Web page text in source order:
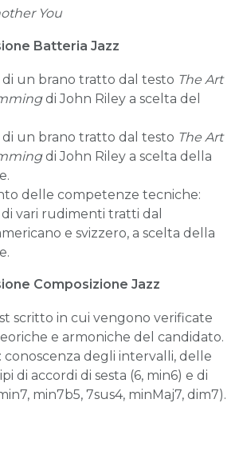
You
Batteria Jazz
di un brano tratto dal testo The Art
di John Riley a scelta del
di un brano tratto dal testo The Art
di John Riley a scelta della
delle competenze tecniche:
vari rudimenti tratti dal
e svizzero, a scelta della
Composizione Jazz
scritto in cui vengono verificate
e armoniche del candidato.
conoscenza degli intervalli, delle
di accordi di sesta (6, min6) e di
min7b5, 7sus4, minMaj7, dim7).